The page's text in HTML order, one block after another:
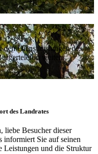
Dienstleistungen des
weiter.
des Landrates
liebe Besucher dieser
informiert Sie auf seinen
Leistungen und die Struktur